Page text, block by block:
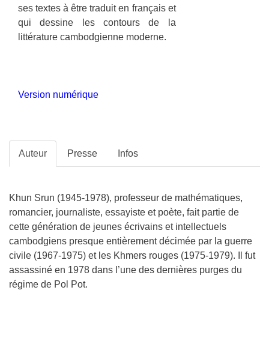
ses textes à être traduit en français et
qui dessine les contours de la
littérature cambodgienne moderne.
Version numérique
Auteur Presse Infos
Khun Srun (1945-1978), professeur de mathématiques,
romancier, journaliste, essayiste et poète, fait partie de
cette génération de jeunes écrivains et intellectuels
cambodgiens presque entièrement décimée par la guerre
civile (1967-1975) et les Khmers rouges (1975-1979). Il fut
assassiné en 1978 dans l’une des dernières purges du
régime de Pol Pot.